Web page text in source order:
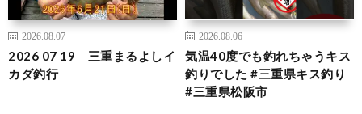
2026.08.07
2026 07 19 三重まるよしイ
カダ釣行
2026.08.06
気温40度でも釣れちゃうキス
釣りでした #三重県キス釣り
#三重県松阪市